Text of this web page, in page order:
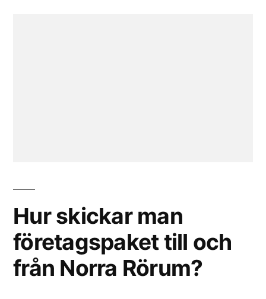
Hur skickar man
företagspaket till och
från Norra Rörum?